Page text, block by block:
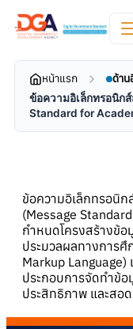
หน้าแรก ด้า
ข้อความอิเล็กทรอนิก
Standard for
ข้อความอิเล็กทรอนิ
(Message
กำหนดโครงสร้างข้
ประมวลผลทางการศึ
Markup Language)
ประกอบการจัดทำข้อ
ประสิทธิภาพ และสอ